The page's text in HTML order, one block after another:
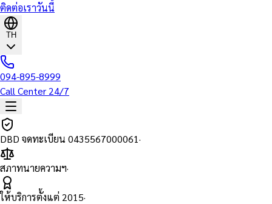
ติดต่อเราวันนี้
TH
094-895-8999
Call Center 24/7
DBD จดทะเบียน 0435567000061·
สภาทนายความฯ·
ให้บริการตั้งแต่ 2015·